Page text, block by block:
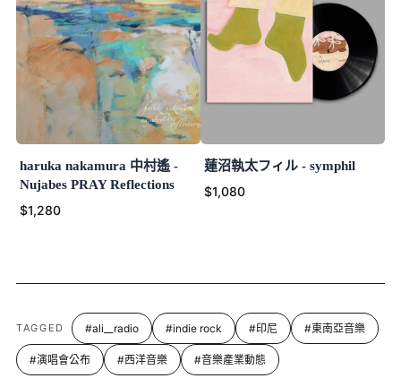
haruka nakamura 中村遙 -
Nujabes PRAY Reflections
$1,280
蓮沼執太フィル - symphil
$1,080
TAGGED #ali__radio #indie rock #印尼 #東南亞音樂
#演唱會公布 #西洋音樂 #音樂產業動態